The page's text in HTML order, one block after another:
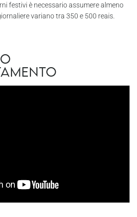
festivi è necessario assumere almeno
variano tra 350 e 500 reais.